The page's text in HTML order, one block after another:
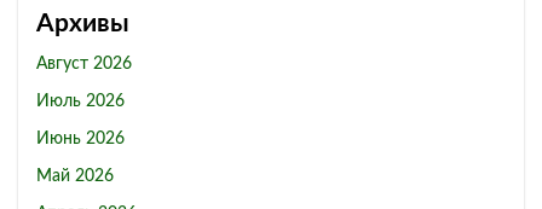
Архивы
Август 2026
Июль 2026
Июнь 2026
Май 2026